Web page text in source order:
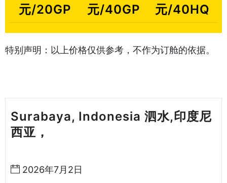
元/20GP
元/40GP
元/40HQ
特别声明：以上价格仅供参考，不作为订舱的依据。
Surabaya, Indonesia 泗水,印度尼
西亚，
2026年7月2日